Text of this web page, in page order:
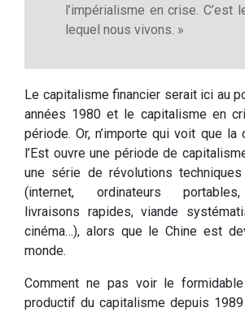
l’impérialisme en crise. C’est
lequel nous vivons. »
Le capitalisme financier serait ici au
années 1980 et le capitalisme en
période. Or, n’importe qui voit que
l’Est ouvre une période de
une série de révolutions
(internet, ordinateurs
livraisons rapides, viande
cinéma…), alors que le Chine est
monde.
Comment ne pas voir le
productif du capitalisme depuis